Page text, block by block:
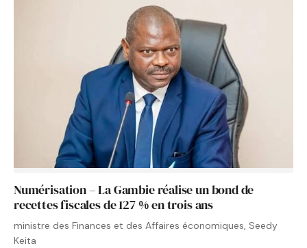
Numérisation – La Gambie réalise un bond de
recettes fiscales de 127 % en trois ans
ministre des Finances et des Affaires économiques, Seedy
Keita